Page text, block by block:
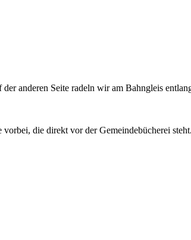
anderen Seite radeln wir am Bahngleis
die direkt vor der Gemeindebücherei steht.